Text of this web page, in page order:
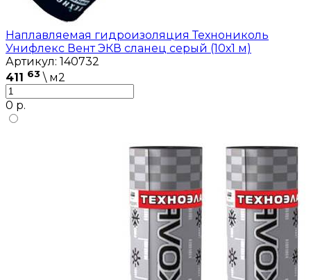
Наплавляемая гидроизоляция Технониколь
Унифлекс Вент ЭКВ сланец серый (10х1 м)
Артикул: 140732
411 63 \ м2
0 р.